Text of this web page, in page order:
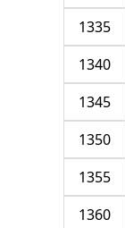
1335
1340
1345
1350
1355
1360